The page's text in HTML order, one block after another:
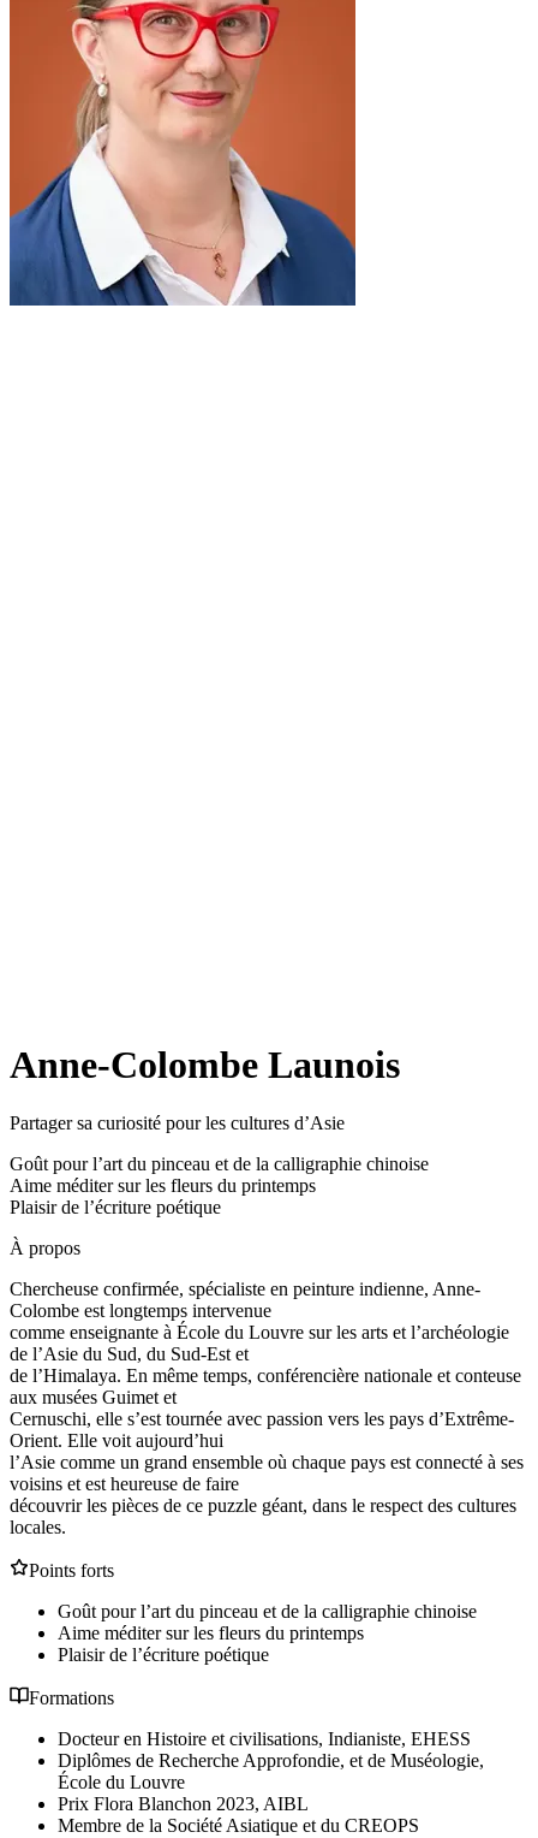
Anne-Colombe Launois
Partager sa curiosité pour les cultures d’Asie
Goût pour l’art du pinceau et de la calligraphie chinoise
Aime méditer sur les fleurs du printemps
Plaisir de l’écriture poétique
À propos
Chercheuse confirmée, spécialiste en peinture indienne, Anne-
Colombe est longtemps intervenue
comme enseignante à École du Louvre sur les arts et l’archéologie
de l’Asie du Sud, du Sud-Est et
de l’Himalaya. En même temps, conférencière nationale et conteuse
aux musées Guimet et
Cernuschi, elle s’est tournée avec passion vers les pays d’Extrême-
Orient. Elle voit aujourd’hui
l’Asie comme un grand ensemble où chaque pays est connecté à ses
voisins et est heureuse de faire
découvrir les pièces de ce puzzle géant, dans le respect des cultures
locales.
Points forts
Goût pour l’art du pinceau et de la calligraphie chinoise
Aime méditer sur les fleurs du printemps
Plaisir de l’écriture poétique
Formations
Docteur en Histoire et civilisations, Indianiste, EHESS
Diplômes de Recherche Approfondie, et de Muséologie,
École du Louvre
Prix Flora Blanchon 2023, AIBL
Membre de la Société Asiatique et du CREOPS